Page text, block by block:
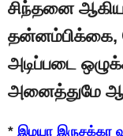
சிந்தனை
தன்னம்பிக்கை,
அடிப்படை
அனைத்துமே
* இமயா இருசக்கர